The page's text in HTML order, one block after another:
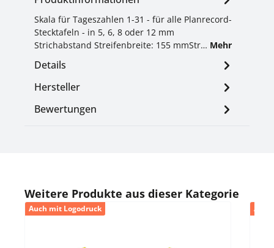
Skala für Tageszahlen 1-31 - für alle Planrecord-
Stecktafeln - in 5, 6, 8 oder 12 mm
Strichabstand Streifenbreite: 155 mmStr… Mehr
Details
Hersteller
Bewertungen
Produktgalerie überspringen
Weitere Produkte aus dieser Kategorie
Auch mit Logodruck